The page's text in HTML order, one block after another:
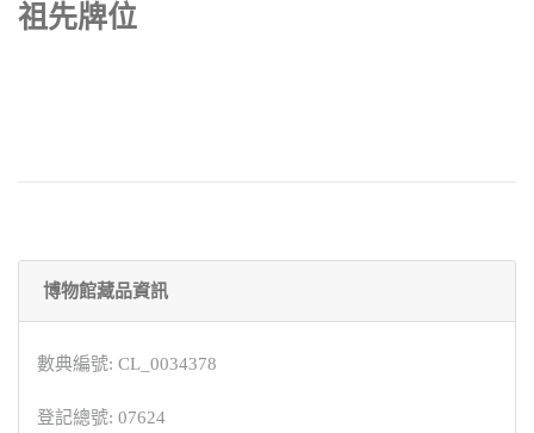
祖先牌位
博物館藏品資訊
數典編號: CL_0034378
登記總號: 07624